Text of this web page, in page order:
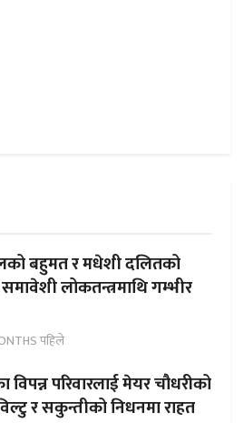
बहुमत र मधेशी दलितको
समावेशी लोकतन्त्रमाथि गम्भीर
पहिले
विपन्न परिवारलाई मेयर चौधरीको
र सकुन्तीको निधनमा राहत